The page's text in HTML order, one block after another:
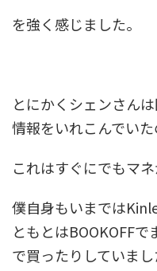
を強く感じました。
とにかくシェンさん
情報をいれこんでいた
これはすぐにでもマ
僕自身もいまでは
ともとはBOOKOFF
で買ったりしていまし